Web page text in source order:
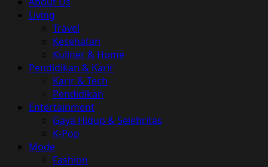
Living
Travel
Kesehatan
Kuliner & Home
Pendidikan & Karir
Karir & Tech
Pendidikan
Entertainment
Gaya Hidup & Selebritas
K-Pop
Mode
Fashion